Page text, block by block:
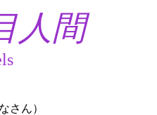
人間
さん）